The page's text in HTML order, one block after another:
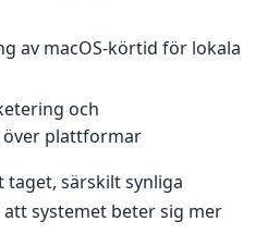
av macOS-körtid för lokala
och
plattformar
taget, särskilt synliga
systemet beter sig mer